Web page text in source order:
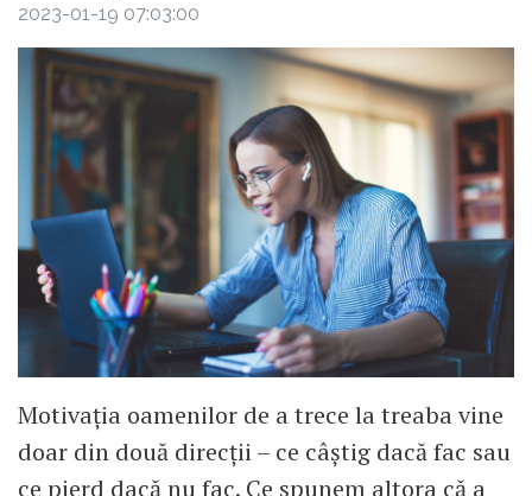
2023-01-19 07:03:00
Motivația oamenilor de a trece la treaba vine
doar din două direcții – ce câștig dacă fac sau
ce pierd dacă nu fac. Ce spunem altora că a